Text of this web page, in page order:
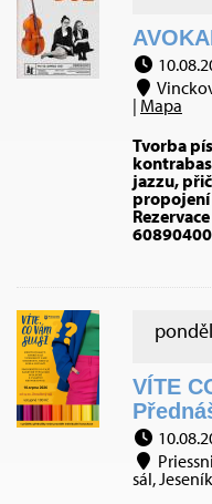
| Mapa
Tvorba
jazzu,
propojení
VÍTE
sál,